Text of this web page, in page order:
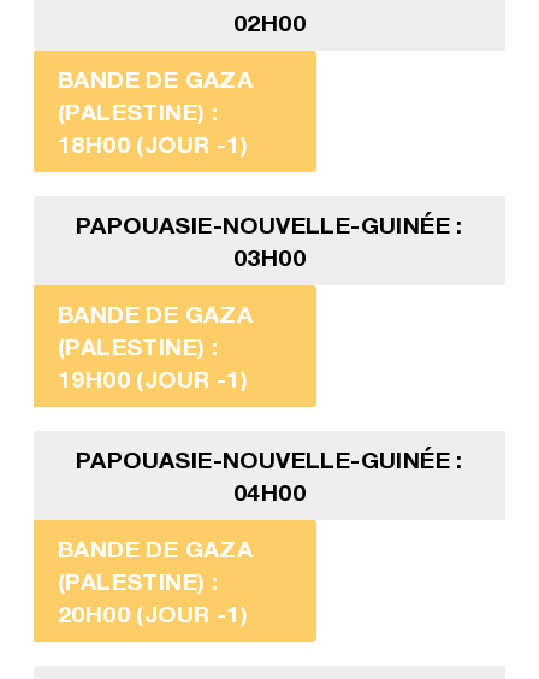
02H00
BANDE DE GAZA
(PALESTINE) :
18H00 (JOUR -1)
PAPOUASIE-NOUVELLE-GUINÉE :
03H00
BANDE DE GAZA
(PALESTINE) :
19H00 (JOUR -1)
PAPOUASIE-NOUVELLE-GUINÉE :
04H00
BANDE DE GAZA
(PALESTINE) :
20H00 (JOUR -1)